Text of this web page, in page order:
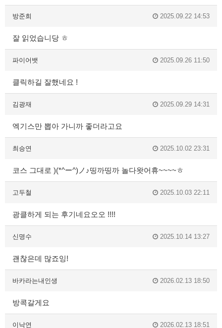
방준희 2025.09.22 14:53
잘 읽었습니당 ㅎ
파이어뱃 2025.09.26 11:50
클릭하길 잘했네요 !
김광재 2025.09.29 14:31
엑기스만 뽑아 가니까 좋더라고요
최승연 2025.10.02 23:31
코스 그대로 )(*^ー^)ノ♪띵까띵까 놀다왓어휴~~~~ㅎ
고두철 2025.10.03 22:11
광클하게 되는 후기네요오오 !!!!
신명수 2025.10.14 13:27
괜찮은데 많죠잉!
바카라는내인생 2026.02.13 18:50
방콕갈게요
이낙연 2026.02.13 18:51